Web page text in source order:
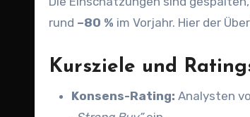
rund –80 % im Vorjahr. Hier der
Kursziele und
Konsens-Rating: Analysten